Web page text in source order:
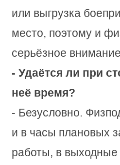
или выгрузка
место, поэтому и
серьёзное
- Удаётся ли при
неё время?
- Безусловно.
и в часы плановых
работы, в